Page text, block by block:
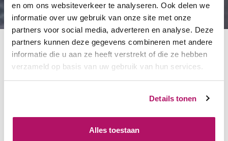
en om ons websiteverkeer te analyseren. Ook delen we
informatie over uw gebruik van onze site met onze
partners voor social media, adverteren en analyse. Deze
partners kunnen deze gegevens combineren met andere
informatie die u aan ze heeft verstrekt of die ze hebben
verzameld op basis van uw gebruik van hun services.
Details tonen
Alles toestaan
Werkkleding, wij
In VAQ
beantwoorden
we